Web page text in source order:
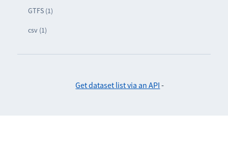
GTFS (1)
csv (1)
Get dataset list via an API -